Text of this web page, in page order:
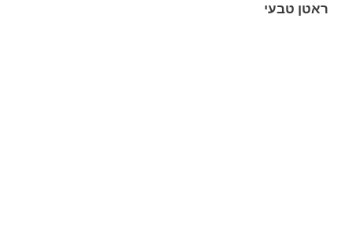
ראטן טבעי